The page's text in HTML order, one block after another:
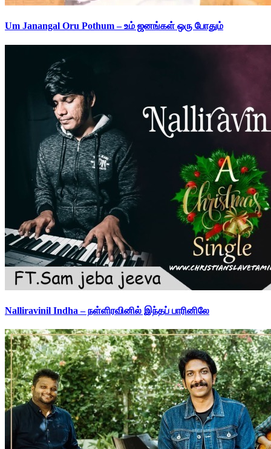
Um Janangal Oru Pothum – உம் ஜனங்கள் ஒரு போதும்
Nalliravinil Indha – நள்ளிரவினில் இந்தப் பாரினிலே